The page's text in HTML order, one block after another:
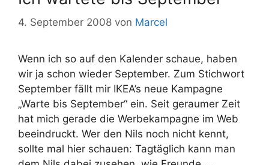
4. September 2008 von Marcel
Wenn ich so auf den Kalender schaue, haben
wir ja schon wieder September. Zum Stichwort
September fällt mir IKEA’s neue Kampagne
„Warte bis September“ ein. Seit geraumer Zeit
hat mich gerade die Werbekampagne im Web
beeindruckt. Wer den Nils noch nicht kennt,
sollte mal hier schauen: Tagtäglich kann man